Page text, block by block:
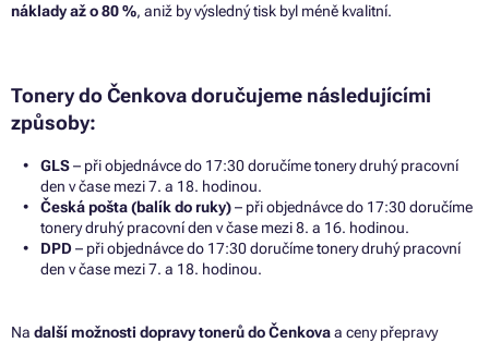
náklady až o 80 %, aniž by výsledný tisk byl méně kvalitní.
Tonery do Čenkova doručujeme následujícími
způsoby:
GLS– při objednávce do 17:30 doručíme tonery druhý pracovní
den v čase mezi 7. a 18. hodinou.
Česká pošta (balík do ruky)– při objednávce do 17:30 doručíme
tonery druhý pracovní den v čase mezi 8. a 16. hodinou.
DPD – při objednávce do 17:30 doručíme tonery druhý pracovní
den v čase mezi 7. a 18. hodinou.
Na další možnosti dopravy tonerů do Čenkovaa ceny přepravy